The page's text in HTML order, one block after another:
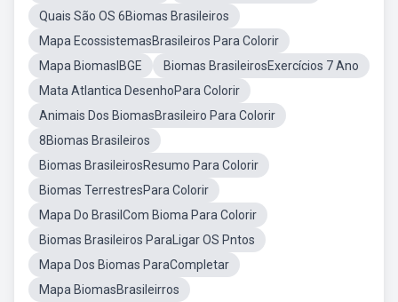
Quais São OS 6Biomas Brasileiros
Mapa EcossistemasBrasileiros Para Colorir
Mapa BiomasIBGE
Biomas BrasileirosExercícios 7 Ano
Mata Atlantica DesenhoPara Colorir
Animais Dos BiomasBrasileiro Para Colorir
8Biomas Brasileiros
Biomas BrasileirosResumo Para Colorir
Biomas TerrestresPara Colorir
Mapa Do BrasilCom Bioma Para Colorir
Biomas Brasileiros ParaLigar OS Pntos
Mapa Dos Biomas ParaCompletar
Mapa BiomasBrasileirros